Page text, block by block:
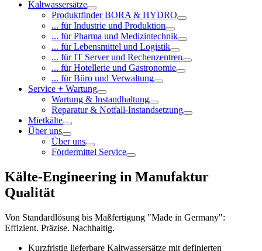
Kaltwassersätze
Produktfinder BORA & HYDRO
... für Industrie und Produktion
... für Pharma und Medizintechnik
... für Lebensmittel und Logistik
... für IT Server und Rechenzentren
... für Hotellerie und Gastronomie
... für Büro und Verwaltung
Service + Wartung
Wartung & Instandhaltung
Reparatur & Notfall-Instandsetzung
Mietkälte
Über uns
Über uns
Fördermittel Service
Kälte-Engineering in Manufaktur
Qualität
Von Standardlösung bis Maßfertigung "Made in Germany":
Effizient. Präzise. Nachhaltig.
Kurzfristig lieferbare Kaltwassersätze mit definierten